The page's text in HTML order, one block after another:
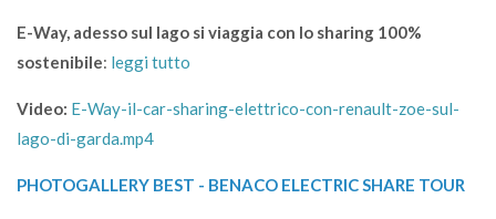
E-Way, adesso sul lago si viaggia con lo sharing 100%
sostenibile: leggi tutto
Video: E-Way-il-car-sharing-elettrico-con-renault-zoe-sul-
lago-di-garda.mp4
PHOTOGALLERY BEST - BENACO ELECTRIC SHARE TOUR